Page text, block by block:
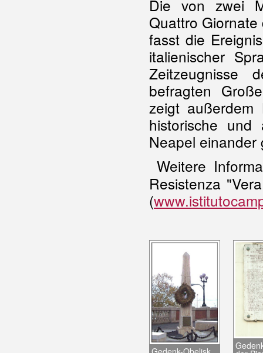
Die von zwei
Quattro
fasst die
italienischer
Zeitzeugnisse
befragten
zeigt außerdem
historische und
Neapel
Weitere
Resistenza
(